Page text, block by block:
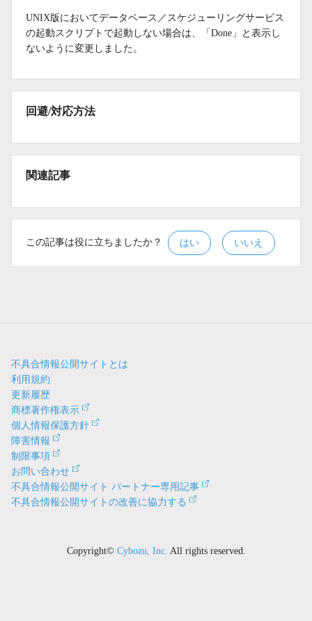
UNIX版においてデータベース／スケジューリングサービス
の起動スクリプトで起動しない場合は、「Done」と表示し
ないように変更しました。
回避/対応方法
関連記事
この記事は役に立ちましたか？ はい いいえ
不具合情報公開サイトとは
利用規約
更新履歴
商標著作権表示
個人情報保護方針
障害情報
制限事項
お問い合わせ
不具合情報公開サイト パートナー専用記事
不具合情報公開サイトの改善に協力する
Copyright© Cybozu, Inc. All rights reserved.